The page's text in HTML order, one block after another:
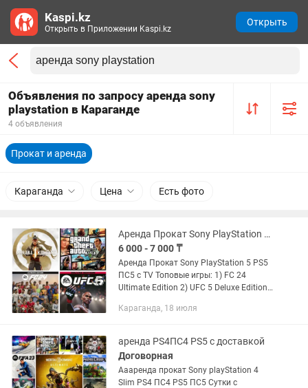
Объявления по запросу аренда sony
playstation в Караганде
4 объявления
Прокат и аренда
Караганда Цена Есть фото
Аренда Прокат Sony PlayStation 5, PS5, ПС5, TV, ТВ
6 000 - 7 000 ₸
Аренда Прокат Sony PlayStation 5 PS5
ПС5 с TV Топовые игры: 1) FC 24
Ultimate Edition 2) UFC 5 Deluxe Edition
GTA 5 Premium Edition 5) Injustice 2 6)
Караганда, 18 июля
аренда PS4ПС4 PS5 с доставкой
Договорная
Аааренда прокат Sony playStation 4
Slim PS4 ПС4 PS5 ПС5 Сутки с
Kaspi.kz
Открыть в Приложении Kaspi.kz
Открыть